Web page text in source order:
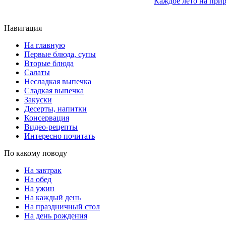
Навигация
На главную
Первые блюда, супы
Вторые блюда
Салаты
Несладкая выпечка
Сладкая выпечка
Закуски
Десерты, напитки
Консервация
Видео-рецепты
Интересно почитать
По какому поводу
На завтрак
На обед
На ужин
На каждый день
На праздничный стол
На день рождения